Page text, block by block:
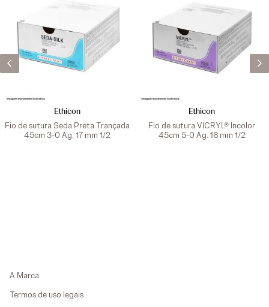
Ethicon
Fio de sutura Seda Preta Trançada
45cm 3-0 Ag. 17 mm 1/2
Ethicon
Fio de sutura VICRYL® Incolor
45cm 5-0 Ag. 16 mm 1/2
A Marca
Termos de uso legais